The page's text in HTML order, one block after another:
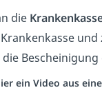
die
die
ein Video aus